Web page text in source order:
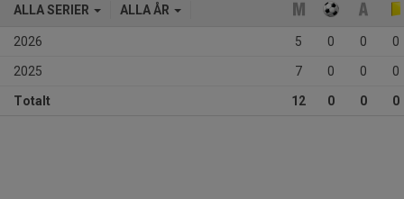
ALLA SERIER ALLA ÅR
2026 5 0 0 0
2025 7 0 0 0
Totalt 12 0 0 0